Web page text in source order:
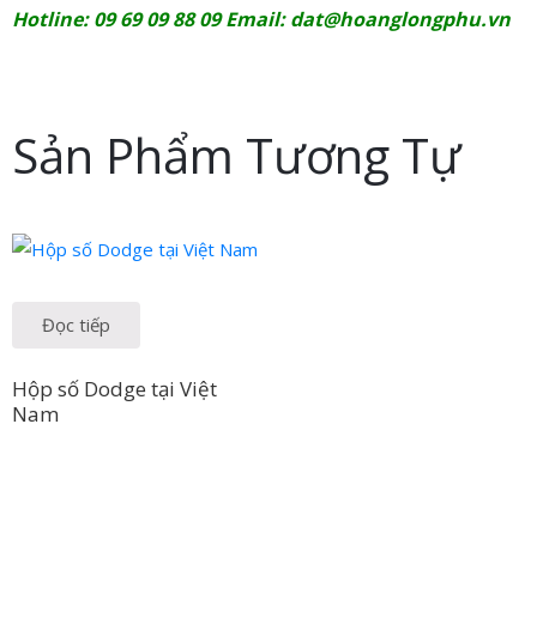
Hotline: 09 69 09 88 09 Email:dat@hoanglongphu.vn
Sản Phẩm Tương Tự
Đọc tiếp
Hộp số Dodge tại Việt
Nam